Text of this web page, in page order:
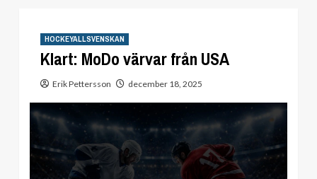
HOCKEYALLSVENSKAN
Klart: MoDo värvar från USA
Erik Pettersson december 18, 2025